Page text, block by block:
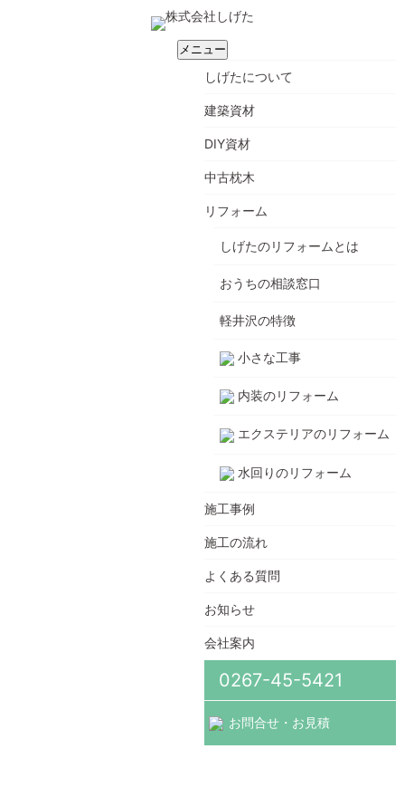
メニュー
しげたについて
建築資材
DIY資材
中古枕木
リフォーム
しげたのリフォームとは
おうちの相談窓口
軽井沢の特徴
小さな工事
内装のリフォーム
エクステリアのリフォーム
水回りのリフォーム
施工事例
施工の流れ
よくある質問
お知らせ
会社案内
0267-45-5421
お問合せ・お見積